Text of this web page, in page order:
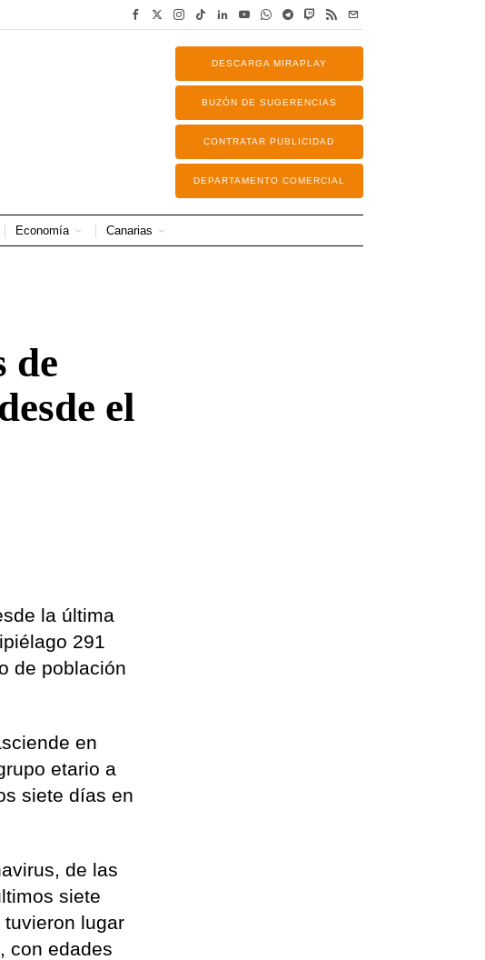
DESCARGA MIRAPLAY
BUZÓN DE SUGERENCIAS
CONTRATAR PUBLICIDAD
DEPARTAMENTO COMERCIAL
Economía Canarias
de
el
la última
291
de población
en
etario a
siete días en
de las
siete
lugar
con edades